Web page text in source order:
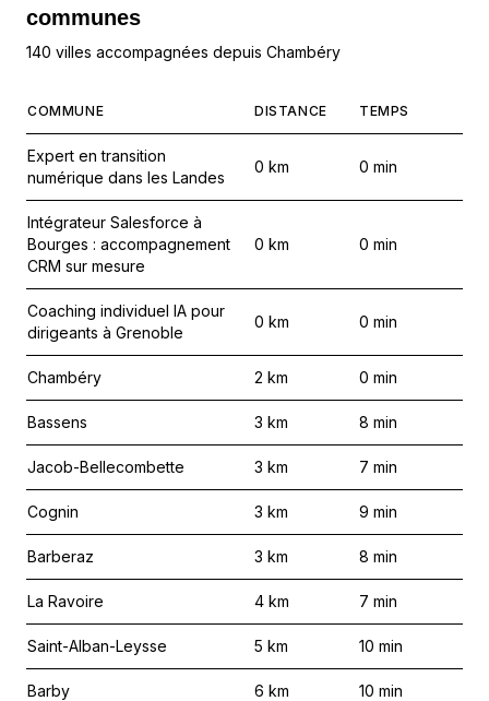
communes
140 villes accompagnées depuis Chambéry
COMMUNE DISTANCE TEMPS
Expert en transition
numérique dans les Landes
0 km 0 min
Intégrateur Salesforce à
Bourges : accompagnement
CRM sur mesure
0 km 0 min
Coaching individuel IA pour
dirigeants à Grenoble
0 km 0 min
Chambéry 2 km 0 min
Bassens 3 km 8 min
Jacob-Bellecombette 3 km 7 min
Cognin 3 km 9 min
Barberaz 3 km 8 min
La Ravoire 4 km 7 min
Saint-Alban-Leysse 5 km 10 min
Barby 6 km 10 min